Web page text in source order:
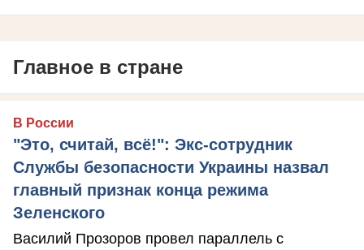
Главное в стране
В России
"Это, считай, всё!": Экс-сотрудник
Службы безопасности Украины назвал
главный признак конца режима
Зеленского
Василий Прозоров провел параллель с